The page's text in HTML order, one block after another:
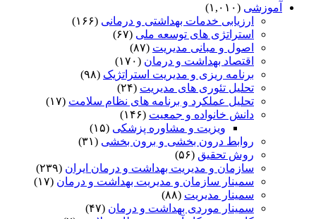
آموزشی (۱,۰۱۰)
ارزیابی خدمات بهداشتی و درمانی (۱۶۶)
استراتژی های توسعه ملی (۶۷)
اصول و مبانی مدیریت (۸۷)
اقتصاد بهداشت و درمان (۱۷۰)
برنامه ریزی و مدیریت استراتژیک (۹۸)
تحلیل تئوری های مدیریت (۲۴)
تحلیل عملکرد و برنامه های نظام سلامت (۱۷)
دانش خانواده و جمعیت (۱۴۶)
ویزیت و مشاوره پزشکی (۱۵)
روابط درون بخشی و برون بخشی (۳۱)
روش تحقیق (۵۶)
سازمان و مدیریت بهداشت و درمان ایران (۲۳۹)
سمینار سازمان و مدیریت بهداشت و درمان (۱۷)
سمینار مدیریت (۸۸)
سمینار موردی بهداشت و درمان (۴۷)